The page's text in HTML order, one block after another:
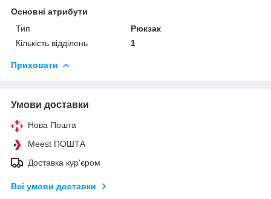
Основні атрибути
Тип
Рюкзак
Кількість відділень
1
Приховати
Умови доставки
Нова Пошта
Meest ПОШТА
Доставка кур'єром
Всі умови доставки